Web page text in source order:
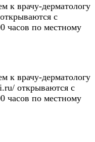
к врачу-дерматологу
с
часов по местному
к врачу-дерматологу
открываются с
часов по местному